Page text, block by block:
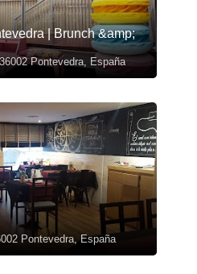
| Brunch &amp;
Pontevedra, España
Pontevedra, España